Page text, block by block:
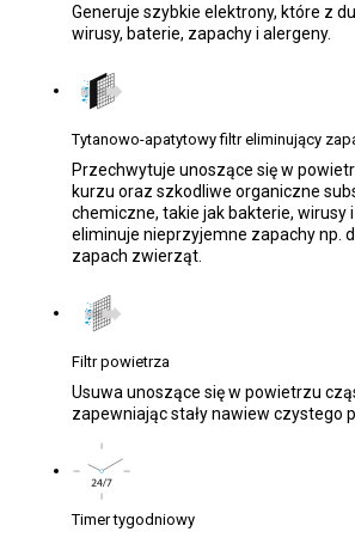
Generuje szybkie elektrony, które z
wirusy, baterie, zapachy i alergeny.
Tytanowo-apatytowy filtr eliminujący
Przechwytuje unoszące się w
kurzu oraz szkodliwe organiczne
chemiczne, takie jak bakterie, wirusy
eliminuje nieprzyjemne zapachy np.
zapach zwierząt.
Filtr powietrza
Usuwa unoszące się w powietrzu
zapewniając stały nawiew czystego
Timer tygodniowy